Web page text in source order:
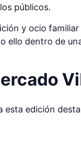
públicos.
y ocio
ello dentro de
esta edición